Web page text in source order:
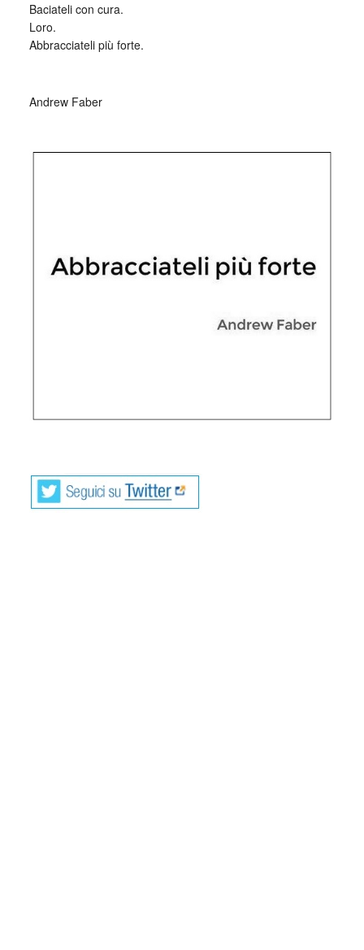
Baciateli con cura.
Loro.
Abbracciateli più forte.
Andrew Faber